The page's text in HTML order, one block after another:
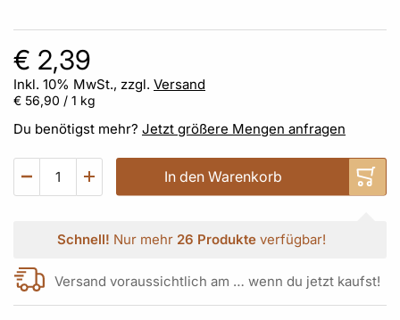
€ 2,39
Inkl. 10% MwSt., zzgl. Versand
€ 56,90 / 1 kg
Du benötigst mehr? Jetzt größere Mengen anfragen
In den Warenkorb
Schnell! Nur mehr 26 Produkteverfügbar!
Versand voraussichtlich am … wenn du jetzt kaufst!